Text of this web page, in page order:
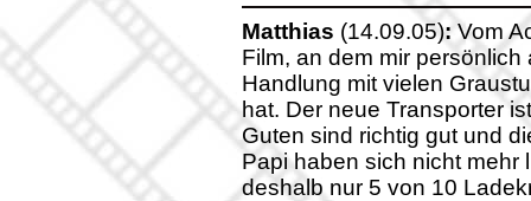
Matthias (14.09.05): Vom
Film, an dem mir
Handlung mit vielen
hat. Der neue Transporter
Guten sind richtig gut und
Papi haben sich nicht mehr
deshalb nur 5 von 10